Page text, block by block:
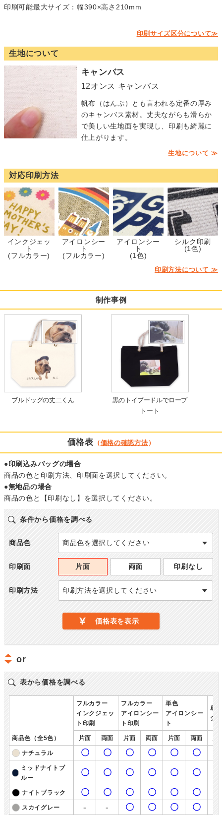
印刷可能最大サイズ：幅390×高さ210mm
印刷サイズ区分について≫
生地について
キャンバス
12オンス キャンバス
帆布（はんぷ）とも言われる定番の厚み
のキャンバス素材。丈夫ながらも滑らか
で美しい生地面を実現し、印刷も綺麗に
仕上がります。
生地について ≫
対応印刷方法
インクジェッ
ト
(フルカラー)
アイロンシー
ト
(フルカラー)
アイロンシー
ト
(1色)
シルク印刷
(1色)
印刷方法について ≫
制作事例
ブルドッグの丈二くん
黒のトイプードルでロープ
トート
価格表 （価格の確認方法）
●印刷込みバッグの場合
商品の色と印刷方法、印刷面を選択してください。
●無地品の場合
商品の色と【印刷なし】を選択してください。
条件から価格を調べる
商品色 商品色を選択してください
印刷面 片面 両面 印刷なし
印刷方法 印刷方法を選択してください
価格表を表示
or
表から価格を調べる
フルカラー
インクジェッ
ト印刷
フルカラー
アイロンシー
ト印刷
単色
アイロンシー
ト
単
シ
商品色（全5色） 片面 両面 片面 両面 片面 両面
ナチュラル 〇 〇 〇 〇 〇 〇
ミッドナイトブ
ルー
〇 〇 〇 〇 〇 〇
ナイトブラック 〇 〇 〇 〇 〇 〇
スカイグレー - - 〇 〇 〇 〇